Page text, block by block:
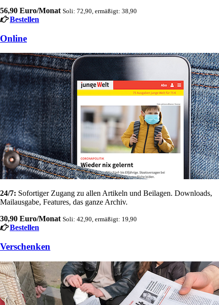
56,90 Euro/Monat Soli: 72,90, ermäßigt: 38,90
Bestellen
Online
24/7: Sofortiger Zugang zu allen Artikeln und Beilagen. Downloads,
Mailausgabe, Features, das ganze Archiv.
30,90 Euro/Monat Soli: 42,90, ermäßigt: 19,90
Bestellen
Verschenken